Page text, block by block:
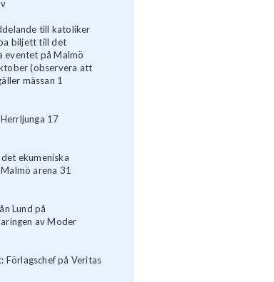
till katoliker
biljett till det
eventet på Malmö
(observera att
mässan 1
17
ekumeniska
arena 31
Lund på
av Moder
Förlagschef på Veritas